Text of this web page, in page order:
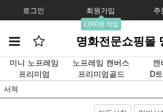
로그인 회원가입
2,000원 적립
주
명화전문쇼핑몰
미니 노프레임 노프레임 캔버스 캔
프리미엄
프리미엄골드 D
서적